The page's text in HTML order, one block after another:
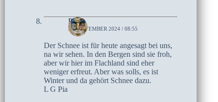
Pia
21. NOVEMBER 2024 / 08:55
Der Schnee ist für heute angesagt bei uns,
na wir sehen. In den Bergen sind sie froh,
aber wir hier im Flachland sind eher
weniger erfreut. Aber was solls, es ist
Winter und da gehört Schnee dazu.
L G Pia